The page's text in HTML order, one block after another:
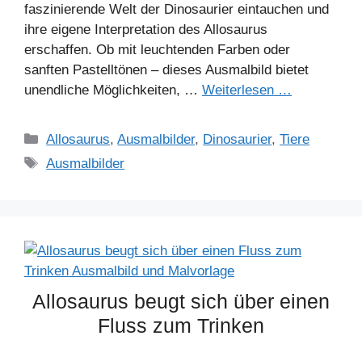
faszinierende Welt der Dinosaurier eintauchen und
ihre eigene Interpretation des Allosaurus
erschaffen. Ob mit leuchtenden Farben oder
sanften Pastelltönen – dieses Ausmalbild bietet
unendliche Möglichkeiten, … Weiterlesen …
Kategorien
Allosaurus,Ausmalbilder, Dinosaurier,Tiere
Schlagwörter
Ausmalbilder
Allosaurus beugt sich über einen
Fluss zum Trinken